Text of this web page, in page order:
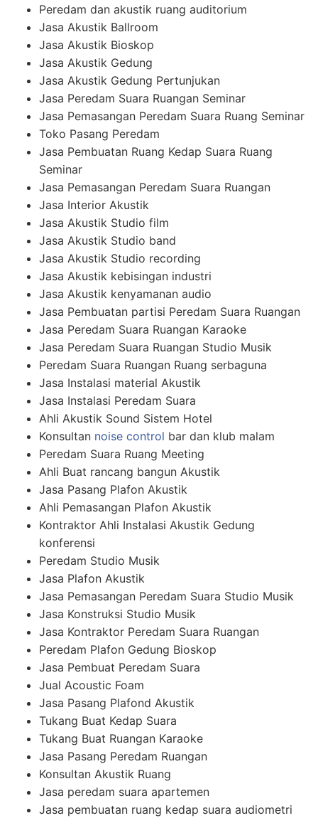
Peredam dan akustik ruang auditorium
Jasa Akustik Ballroom
Jasa Akustik Bioskop
Jasa Akustik Gedung
Jasa Akustik Gedung Pertunjukan
Jasa Peredam Suara Ruangan Seminar
Jasa Pemasangan Peredam Suara Ruang Seminar
Toko Pasang Peredam
Jasa Pembuatan Ruang Kedap Suara Ruang
Seminar
Jasa Pemasangan Peredam Suara Ruangan
Jasa Interior Akustik
Jasa Akustik Studio film
Jasa Akustik Studio band
Jasa Akustik Studio recording
Jasa Akustik kebisingan industri
Jasa Akustik kenyamanan audio
Jasa Pembuatan partisi Peredam Suara Ruangan
Jasa Peredam Suara Ruangan Karaoke
Jasa Peredam Suara Ruangan Studio Musik
Peredam Suara Ruangan Ruang serbaguna
Jasa Instalasi material Akustik
Jasa Instalasi Peredam Suara
Ahli Akustik Sound Sistem Hotel
Konsultan noise control bar dan klub malam
Peredam Suara Ruang Meeting
Ahli Buat rancang bangun Akustik
Jasa Pasang Plafon Akustik
Ahli Pemasangan Plafon Akustik
Kontraktor Ahli Instalasi Akustik Gedung
konferensi
Peredam Studio Musik
Jasa Plafon Akustik
Jasa Pemasangan Peredam Suara Studio Musik
Jasa Konstruksi Studio Musik
Jasa Kontraktor Peredam Suara Ruangan
Peredam Plafon Gedung Bioskop
Jasa Pembuat Peredam Suara
Jual Acoustic Foam
Jasa Pasang Plafond Akustik
Tukang Buat Kedap Suara
Tukang Buat Ruangan Karaoke
Jasa Pasang Peredam Ruangan
Konsultan Akustik Ruang
Jasa peredam suara apartemen
Jasa pembuatan ruang kedap suara audiometri